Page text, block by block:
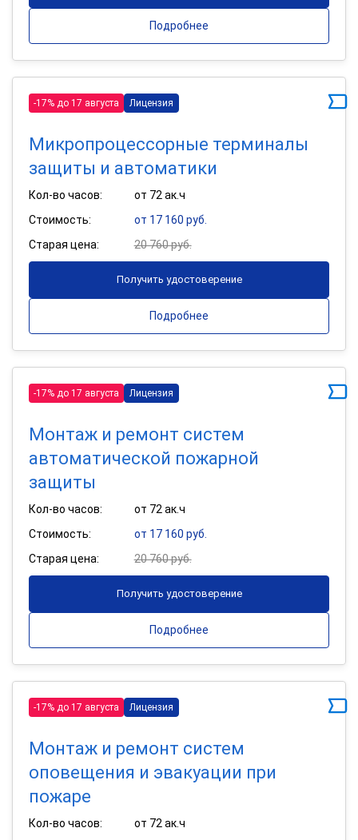
Подробнее
-17% до 17 августа Лицензия
Микропроцессорные терминалы
защиты и автоматики
Кол-во часов:
от 72 ак.ч
Стоимость:
от 17 160 руб.
Старая цена:
20 760 руб.
Получить удостоверение
Подробнее
-17% до 17 августа Лицензия
Монтаж и ремонт систем
автоматической пожарной
защиты
Кол-во часов:
от 72 ак.ч
Стоимость:
от 17 160 руб.
Старая цена:
20 760 руб.
Получить удостоверение
Подробнее
-17% до 17 августа Лицензия
Монтаж и ремонт систем
оповещения и эвакуации при
пожаре
Кол-во часов:
от 72 ак.ч